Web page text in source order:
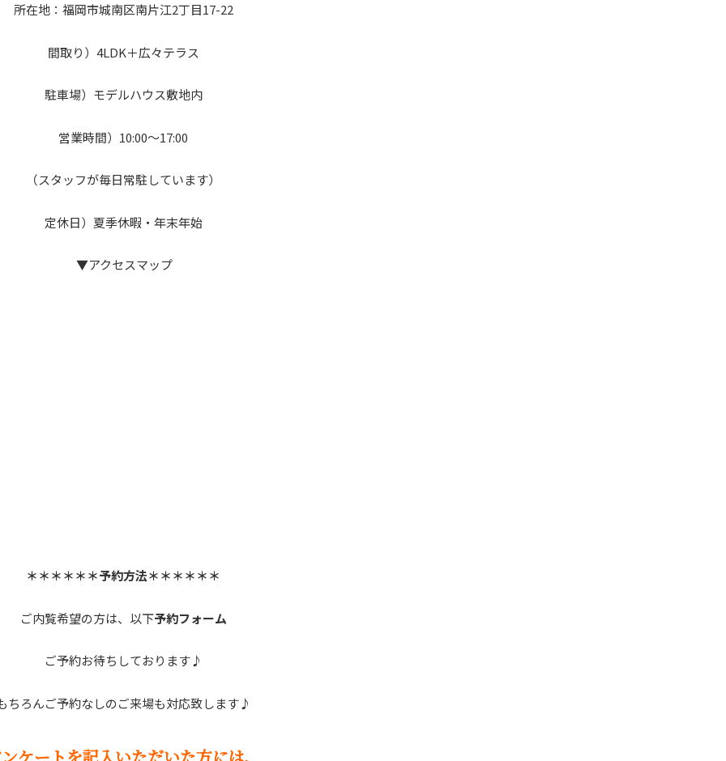
所在地：福岡市城南区南片江2丁目17-22
間取り）4LDK＋広々テラス
駐車場）モデルハウス敷地内
営業時間）10:00～17:00
（スタッフが毎日常駐しています）
定休日）夏季休暇・年末年始
▼アクセスマップ
＊＊＊＊＊＊予約方法＊＊＊＊＊＊
ご内覧希望の方は、以下予約フォーム
ご予約お待ちしております♪
ちろんご予約なしのご来場も対応致します♪